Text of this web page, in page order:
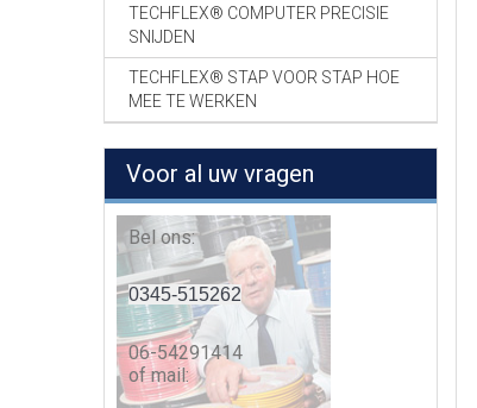
TECHFLEX® COMPUTER PRECISIE
SNIJDEN
TECHFLEX® STAP VOOR STAP HOE
MEE TE WERKEN
Voor al uw vragen
Bel ons:
0345-515262
06-54291414
of mail: